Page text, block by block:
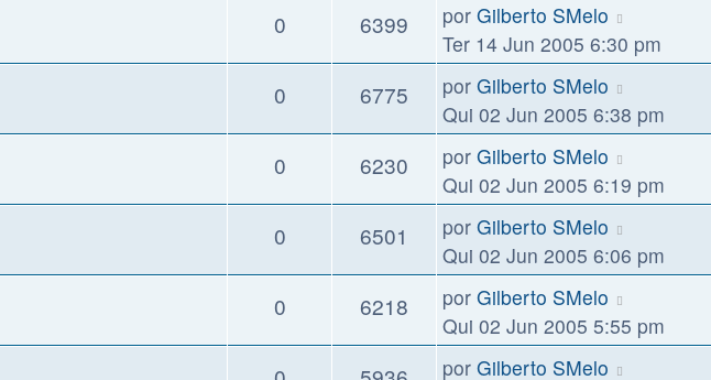
0 6399 por Gilberto SMelo
Ter 14 Jun 2005 6:30 pm
0 6775 por Gilberto SMelo
Qui 02 Jun 2005 6:38 pm
0 6230 por Gilberto SMelo
Qui 02 Jun 2005 6:19 pm
0 6501 por Gilberto SMelo
Qui 02 Jun 2005 6:06 pm
0 6218 por Gilberto SMelo
Qui 02 Jun 2005 5:55 pm
por Gilberto SMelo